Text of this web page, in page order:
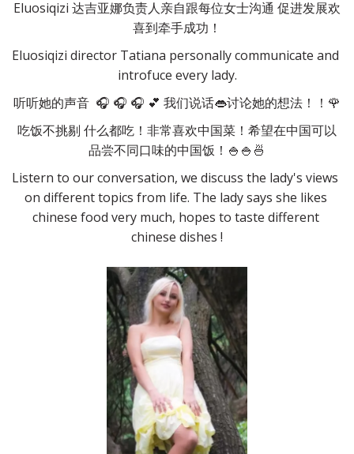
Eluosiqizi 达吉亚娜负责人亲自跟每位女士沟通 促进发展欢
喜到牵手成功！
Eluosiqizi director Tatiana personally communicate and
introfuce every lady.
听听她的声音  🎧 🎧 🎧 💕 我们说话👄讨论她的想法！！🌹
吃饭不挑剔 什么都吃！非常喜欢中国菜！希望在中国可以
品尝不同口味的中国饭！🍚🍚🍜
Listern to our conversation, we discuss the lady's views
on different topics from life. The lady says she likes
chinese food very much, hopes to taste different
chinese dishes !